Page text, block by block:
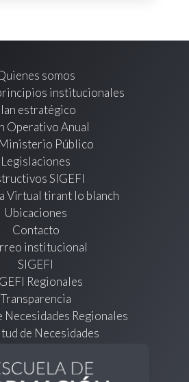
somos
institucionales
estratégico
Operativo Anual
Público
Legislaciones
SIGEFI
Virtual tirant lo blanch
Ubicaciones
Contacto
institucional
SIGEFI
Regionales
Transparencia
Necesidades Regionales
de Necesidades